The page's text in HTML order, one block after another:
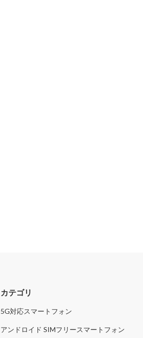
カテゴリ
5G対応スマートフォン
アンドロイド SIMフリースマートフォン